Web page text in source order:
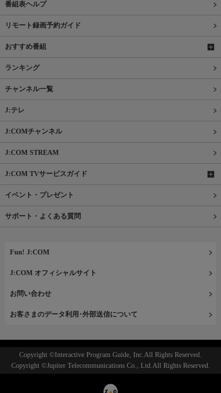
番組表ヘルプ
リモート録画予約ガイド
おすすめ番組
ランキング
チャンネル一覧
J:テレ
J:COMチャンネル
J:COM STREAM
J:COM TVサービスガイド
イベント・プレゼント
サポート・よくある質問
Fun! J:COM
J:COM オフィシャルサイト
お問い合わせ
お客さまのデータ利用･外部送信について
Copyright ©Interactive Program Guide, Inc.All Rights Reserved.
Copyright ©Jupiter Telecommunications Co., Ltd.All Rights Reserved.